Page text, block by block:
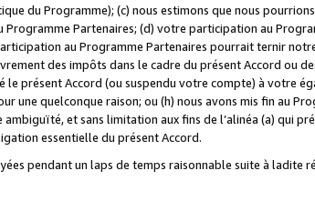
du Programme); (c) nous estimons que nous
Partenaires; (d) votre participation au
au Programme Partenaires pourrait ternir
des impôts dans le cadre du présent Accord ou
présent Accord (ou suspendu votre compte) à votre
une quelconque raison; ou (h) nous avons mis fin au
et sans limitation aux fins de l’alinéa (a) qui
essentielle du présent Accord.
pendant un laps de temps raisonnable suite à ladite